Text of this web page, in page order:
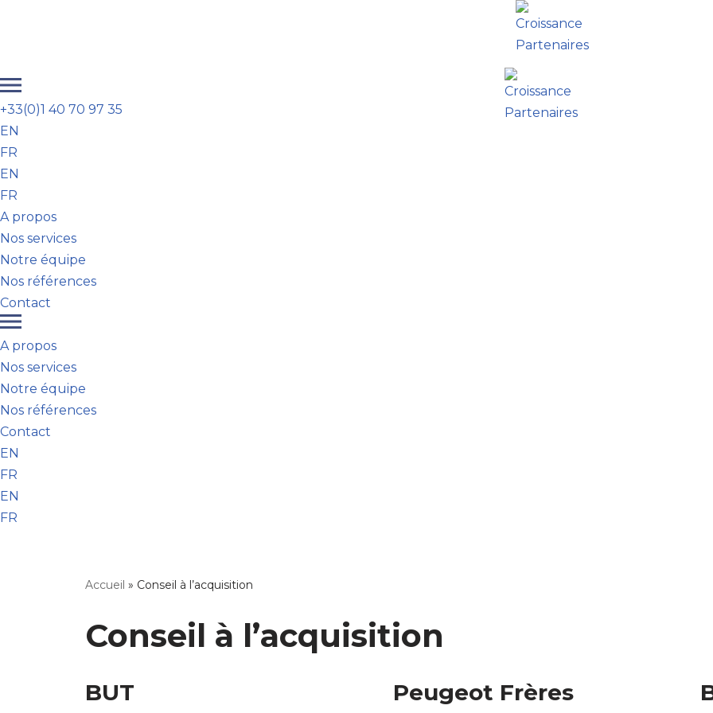
contenu
+33(0)1 40 70 97 35
EN
FR
EN
FR
A propos
Nos services
Notre équipe
Nos références
Contact
A propos
Nos services
Notre équipe
Nos références
Contact
EN
FR
EN
FR
Accueil » Conseil à l’acquisition
Conseil à l’acquisition
BUT Peugeot Frères